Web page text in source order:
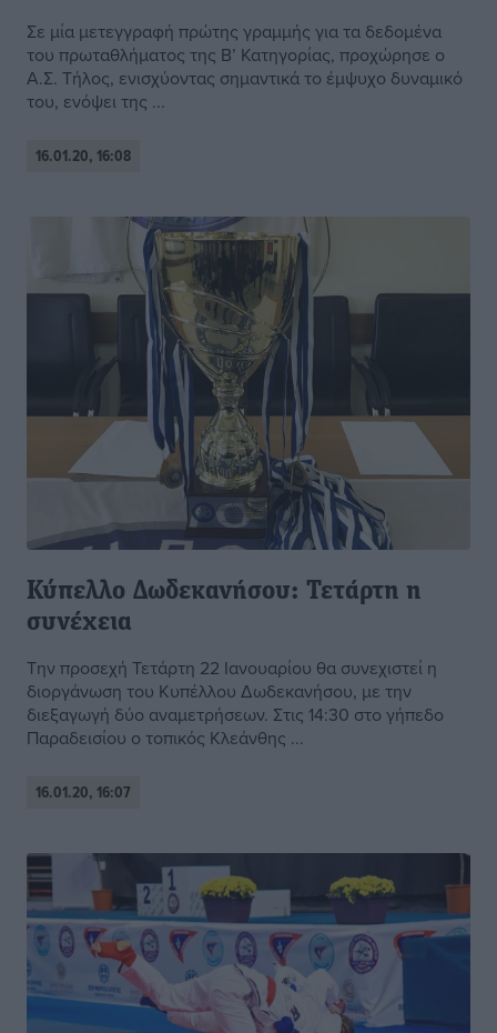
Σε μία μετεγγραφή πρώτης γραμμής για τα δεδομένα
του πρωταθλήματος της Β’ Κατηγορίας, προχώρησε ο
Α.Σ. Τήλος, ενισχύοντας σημαντικά το έμψυχο δυναμικό
του, ενόψει της ...
16.01.20, 16:08
Κύπελλο Δωδεκανήσου: Τετάρτη η
συνέχεια
Την προσεχή Τετάρτη 22 Ιανουαρίου θα συνεχιστεί η
διοργάνωση του Κυπέλλου Δωδεκανήσου, με την
διεξαγωγή δύο αναμετρήσεων. Στις 14:30 στο γήπεδο
Παραδεισίου ο τοπικός Κλεάνθης ...
16.01.20, 16:07